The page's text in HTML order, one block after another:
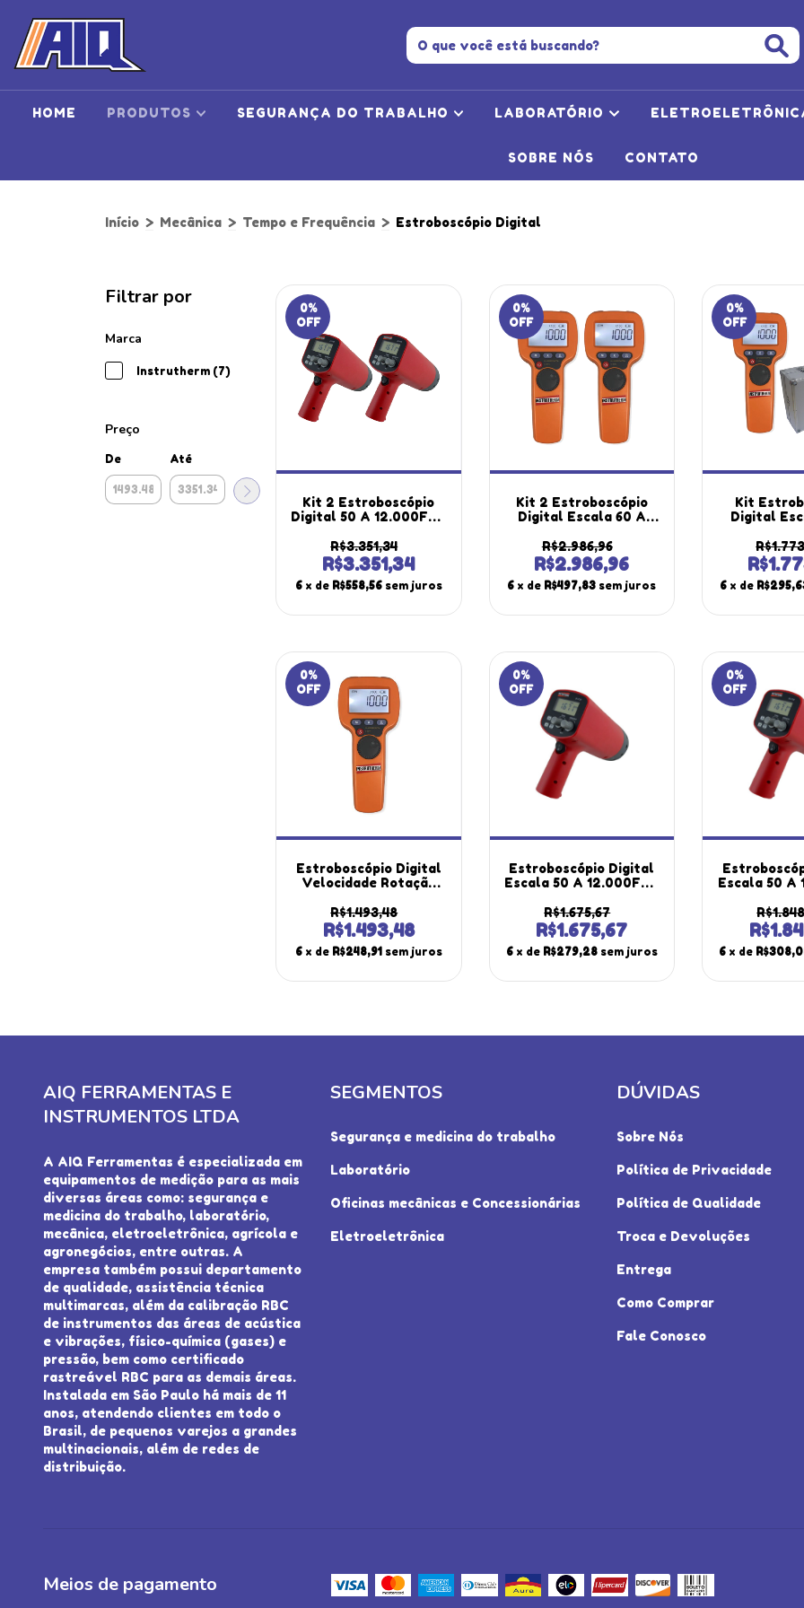
HOME PRODUTOS SEGURANÇA DO TRABALHO LABORATÓRIO
SOBRE NÓS CONTATO
Início > Mecânica > Tempo e Frequência > Estroboscópio Digital
Filtrar por
Marca
Instrutherm (7)
Preço
De Até
0%
OFF
Kit 2 Estroboscópio
Digital 50 A 12.000Fpm
Ajuste Grosso Fino
220V St-710 Portátil
Instrutherm
R$3.351,34
R$3.351,34
6 x de R$558,56 sem juros
0%
OFF
Kit 2 Estroboscópio
Digital Escala 60 A
Led Alto Brilho St-800
Portátil Instrutherm
R$2.986,96
R$2.986,96
6 x de R$497,83 sem juros
0%
OFF
Kit
Digital
Led Alto
Portátil
Transporte
6 x de
0%
OFF
Estroboscópio Digital
Velocidade Rotação
Iluminação Led Alto
Brilho St-800 Portátil
Instrutherm
R$1.493,48
R$1.493,48
6 x de R$248,91 sem juros
0%
OFF
Estroboscópio Digital
Escala 50 A 12.000Fpm
Ajuste Grosso Fino
220V St-710 Portátil
Instrutherm
R$1.675,67
R$1.675,67
6 x de R$279,28 sem juros
0%
OFF
Escala 50 A
Ajuste
220V St-
Com
6 x de
AIQ FERRAMENTAS E
INSTRUMENTOS LTDA
A AIQ Ferramentas é especializada em
equipamentos de medição para as mais
diversas áreas como: segurança e
medicina do trabalho, laboratório,
mecânica, eletroeletrônica, agrícola e
agronegócios, entre outras. A
empresa também possui departamento
de qualidade, assistência técnica
multimarcas, além da calibração RBC
de instrumentos das áreas de acústica
e vibrações, físico-química (gases) e
pressão, bem como certificado
rastreável RBC para as demais áreas.
Instalada em São Paulo há mais de 11
anos, atendendo clientes em todo o
Brasil, de pequenos varejos a grandes
multinacionais, além de redes de
distribuição.
SEGMENTOS
Segurança e medicina do trabalho
Laboratório
Oficinas mecânicas e Concessionárias
Eletroeletrônica
DÚVIDAS
Sobre Nós
Política de Privacidade
Política de Qualidade
Troca e Devoluções
Entrega
Como Comprar
Fale Conosco
Meios de pagamento